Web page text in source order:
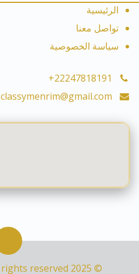
الرئيسية
تواصل معنا
سياسة الخصوصية
+22247818191
classymenrim@gmail.com
© 2025 ClassyMenRim. All rights reserved